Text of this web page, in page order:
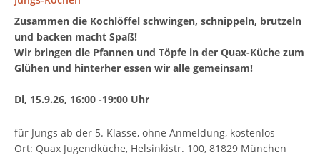
Zusammen die Kochlöffel schwingen, schnippeln, brutzeln
und backen macht Spaß!
Wir bringen die Pfannen und Töpfe in der Quax-Küche zum
Glühen und hinterher essen wir alle gemeinsam!
Di, 15.9.26, 16:00 -19:00 Uhr
für Jungs ab der 5. Klasse, ohne Anmeldung, kostenlos
Ort: Quax Jugendküche, Helsinkistr. 100, 81829 München